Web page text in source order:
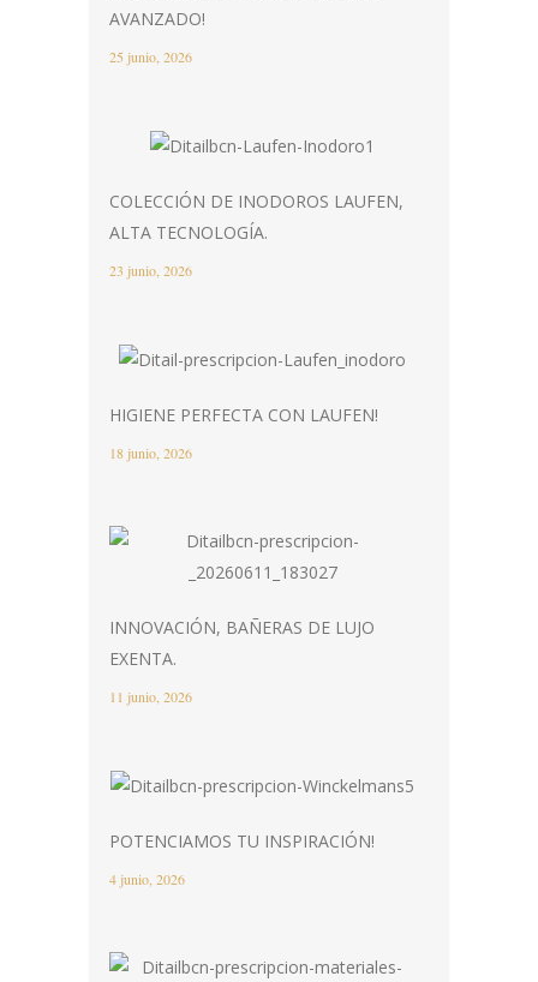
AVANZADO!
25 junio, 2026
COLECCIÓN DE INODOROS LAUFEN,
ALTA TECNOLOGÍA.
23 junio, 2026
HIGIENE PERFECTA CON LAUFEN!
18 junio, 2026
INNOVACIÓN, BAÑERAS DE LUJO
EXENTA.
11 junio, 2026
POTENCIAMOS TU INSPIRACIÓN!
4 junio, 2026